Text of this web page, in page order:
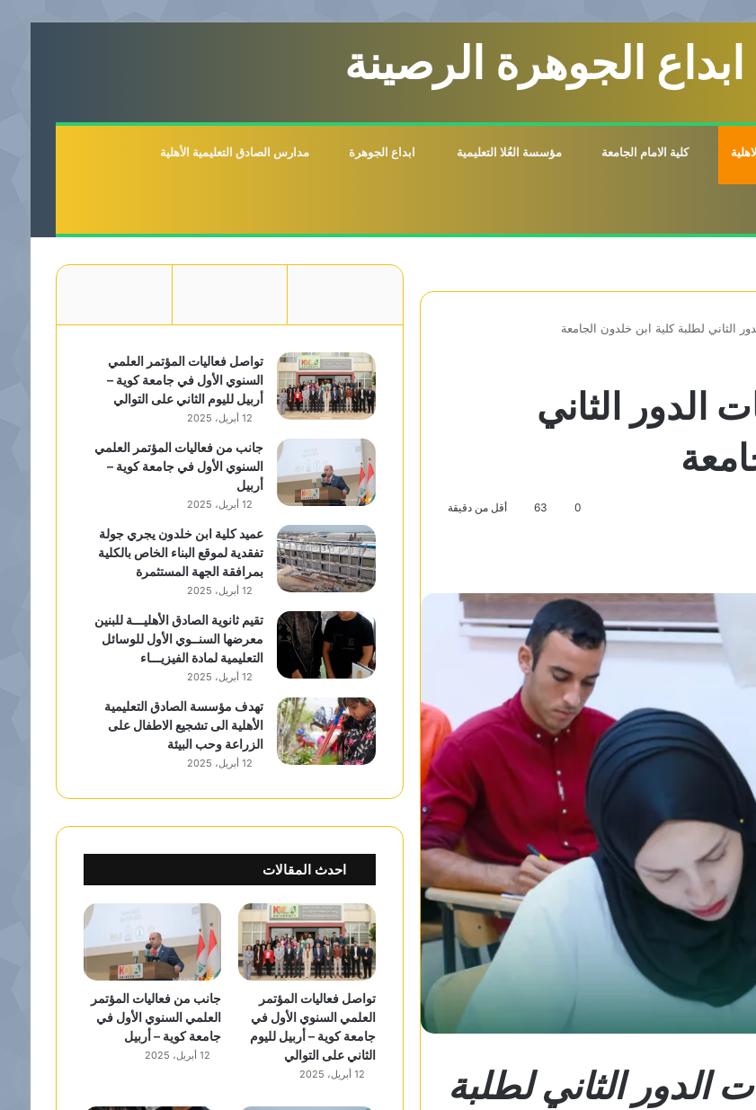
الجوهرة الرصينة
كلية الامام الجامعة مؤسسة العُلا التعليمية ابداع الجوهرة مدارس الصادق التعليمية الأهلية
الثاني لطلبة كلية ابن خلدون الجامعة
الدور الثاني
0
63 أقل من دقيقة
الدور الثاني لطلبة
تواصل فعاليات المؤتمر العلمي
السنوي الأول في جامعة كوية –
أربيل لليوم الثاني على التوالي
12 أبريل، 2025
جانب من فعاليات المؤتمر العلمي
السنوي الأول في جامعة كوية –
أربيل
12 أبريل، 2025
عميد كلية ابن خلدون يجري جولة
تفقدية لموقع البناء الخاص بالكلية
بمرافقة الجهة المستثمرة
12 أبريل، 2025
تقيم ثانوية الصادق الأهليـــة للبنين
معرضها السنــوي الأول للوسائل
التعليمية لمادة الفيزيـــاء
12 أبريل، 2025
تهدف مؤسسة الصادق التعليمية
الأهلية الى تشجيع الاطفال على
الزراعة وحب البيئة
12 أبريل، 2025
احدث المقالات
تواصل فعاليات المؤتمر
العلمي السنوي الأول في
جامعة كوية – أربيل لليوم
الثاني على التوالي
12 أبريل، 2025
جانب من فعاليات المؤتمر
العلمي السنوي الأول في
جامعة كوية – أربيل
12 أبريل، 2025